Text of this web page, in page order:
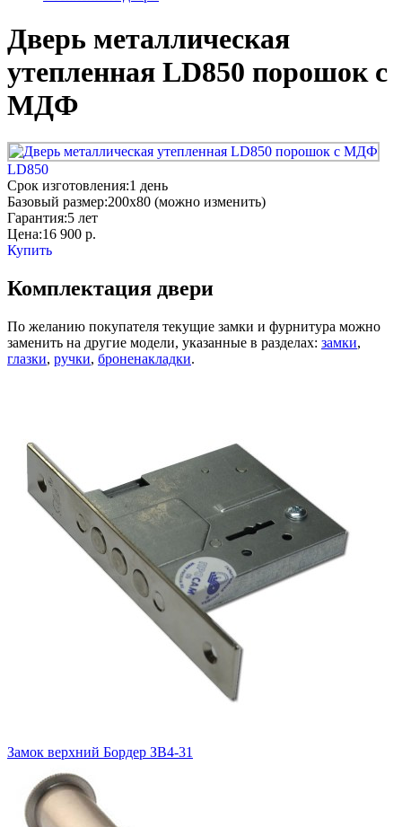
Дверь металлическая
утепленная LD850 порошок с
МДФ
LD850
Срок изготовления:1 день
Базовый размер:200x80 (можно изменить)
Гарантия:5 лет
Цена:16 900 р.
Купить
Комплектация двери
По желанию покупателя текущие замки и фурнитура можно
заменить на другие модели, указанные в разделах: замки,
глазки, ручки, броненакладки.
Замок верхний Бордер ЗВ4-31